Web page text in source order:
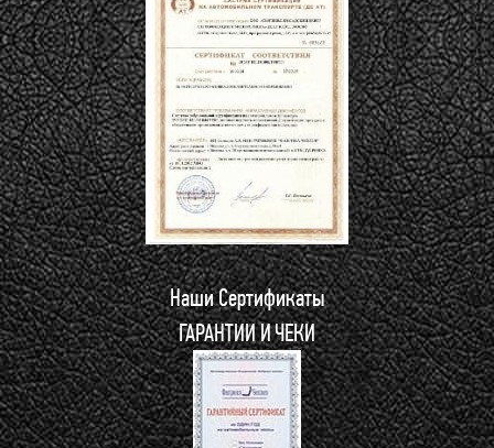
Наши Сертификаты
ГАРАНТИИ И ЧЕКИ